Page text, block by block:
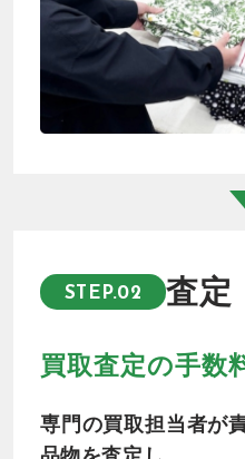
STEP.02 査定
買取査定の手数
専門の買取担当者が